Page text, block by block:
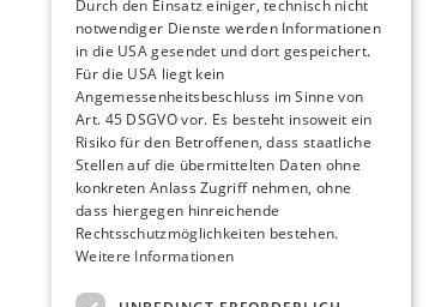
Durch den Einsatz einiger, technisch nicht
notwendiger Dienste werden Informationen
in die USA gesendet und dort gespeichert.
Für die USA liegt kein
Angemessenheitsbeschluss im Sinne von
Art. 45 DSGVO vor. Es besteht insoweit ein
Risiko für den Betroffenen, dass staatliche
Stellen auf die übermittelten Daten ohne
konkreten Anlass Zugriff nehmen, ohne
dass hiergegen hinreichende
Rechtsschutzmöglichkeiten bestehen.
Weitere Informationen